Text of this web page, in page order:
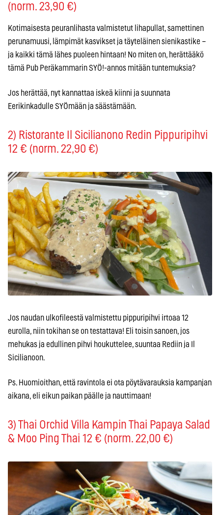
(norm. 23,90 €)
Kotimaisesta peuranlihasta valmistetut lihapullat, samettinen
perunamuusi, lämpimät kasvikset ja täyteläinen sienikastike –
ja kaikki tämä lähes puoleen hintaan! No miten on, herättääkö
tämä Pub Peräkammarin SYÖ!-annos mitään tuntemuksia?
Jos herättää, nyt kannattaa iskeä kiinni ja suunnata
Eerikinkadulle SYÖmään ja säästämään.
2) Ristorante Il Sicilianono Redin Pippuripihvi
12 € (norm. 22,90 €)
Jos naudan ulkofileestä valmistettu pippuripihvi irtoaa 12
eurolla, niin tokihan se on testattava! Eli toisin sanoen, jos
mehukas ja edullinen pihvi houkuttelee, suuntaa Rediin ja Il
Sicilianoon.
Ps. Huomioithan, että ravintola ei ota pöytävarauksia kampanjan
aikana, eli eikun paikan päälle ja nauttimaan!
3) Thai Orchid Villa Kampin Thai Papaya Salad
& Moo Ping Thai 12 € (norm. 22,00 €)